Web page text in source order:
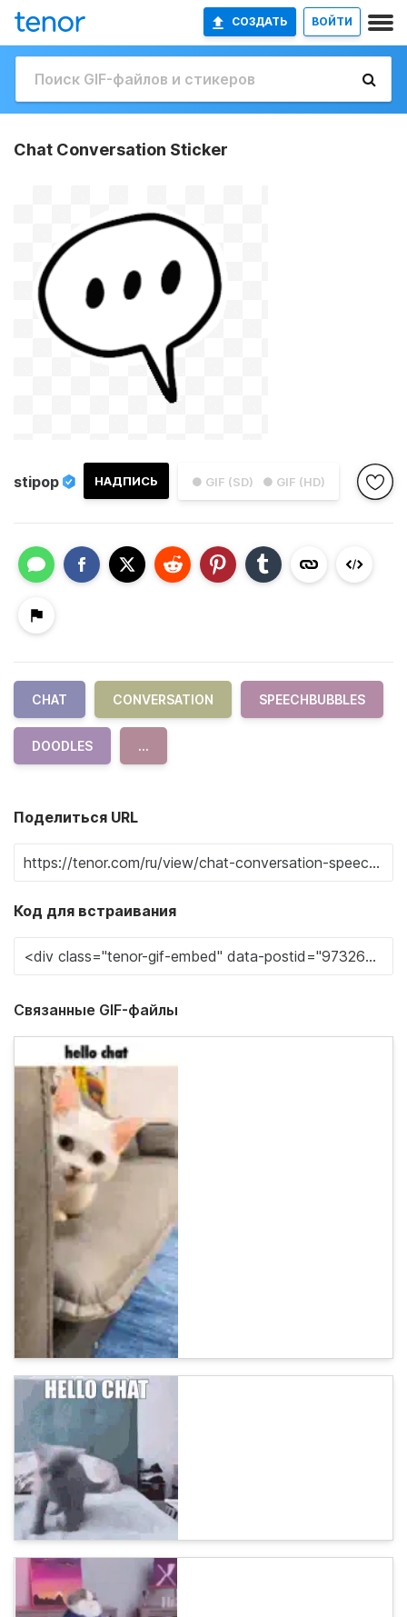
СОЗДАТЬ ВОЙТИ
Chat Conversation Sticker
● GIF (SD) ● GIF (HD)
НАДПИСЬ
stipop
CHAT CONVERSATION SPEECHBUBBLES
DOODLES ...
Поделиться URL
Код для встраивания
Связанные GIF-файлы